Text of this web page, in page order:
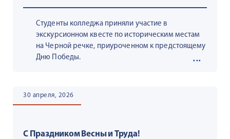
Студенты колледжа приняли участие в
экскурсионном квесте по историческим местам
на Черной речке, приуроченном к предстоящему
Дню Победы.
С Праздником Весны и Труда!
30 апреля, 2026